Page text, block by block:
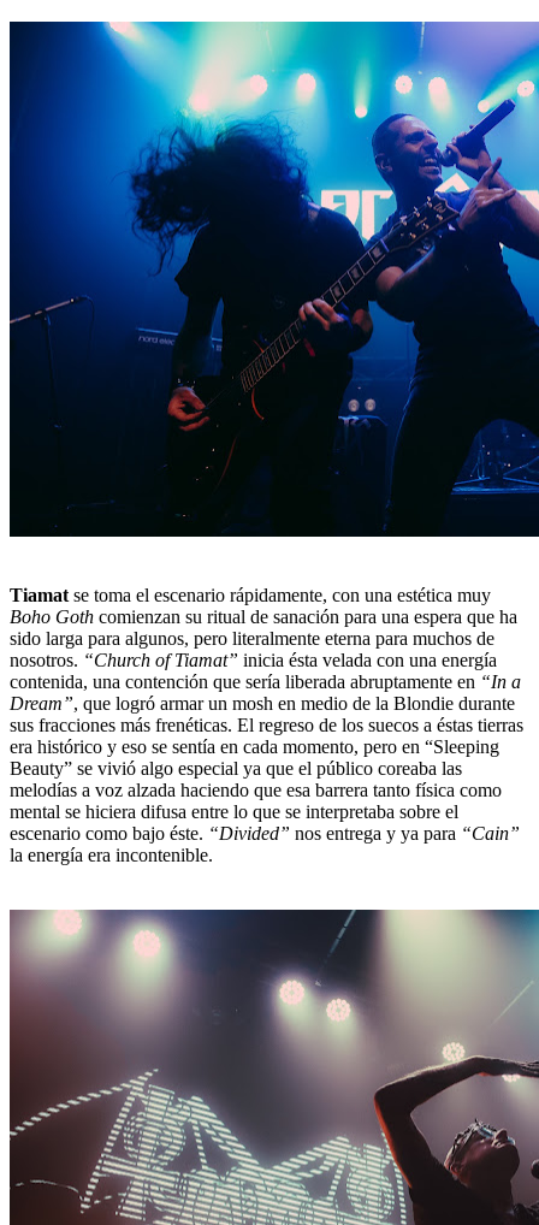
Tiamat se toma el escenario rápidamente, con una estética muy
Boho Goth comienzan su ritual de sanación para una espera que ha
sido larga para algunos, pero literalmente eterna para muchos de
nosotros. “Church of Tiamat” inicia ésta velada con una energía
contenida, una contención que sería liberada abruptamente en “In a
Dream”, que logró armar un mosh en medio de la Blondie durante
sus fracciones más frenéticas. El regreso de los suecos a éstas tierras
era histórico y eso se sentía en cada momento, pero en “Sleeping
Beauty” se vivió algo especial ya que el público coreaba las
melodías a voz alzada haciendo que esa barrera tanto física como
mental se hiciera difusa entre lo que se interpretaba sobre el
escenario como bajo éste. “Divided” nos entrega y ya para “Cain”
la energía era incontenible.